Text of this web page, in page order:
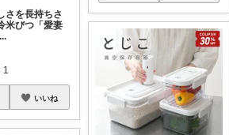
さを長持ちさ
米びつ「愛妻
...
1
いいね